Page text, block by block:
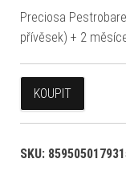
Preciosa
přívěsek) + 2
KOUPIT
SKU: